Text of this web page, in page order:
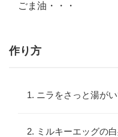
ごま油・・・
作り方
ニラをさっと湯が
ミルキーエッグの